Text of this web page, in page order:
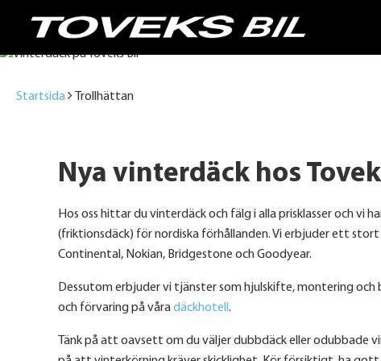
Startsida Trollhättan
Nya vinterdäck hos
Hos oss hittar du vinterdäck och fälg i alla prisklasser och vi
(friktionsdäck) för nordiska förhållanden. Vi erbjuder ett
Continental, Nokian, Bridgestone och Goodyear.
Dessutom erbjuder vi tjänster som hjulskifte, montering och
och förvaring på våradäckhotell.
Tänk på att oavsett om du väljer dubbdäck eller